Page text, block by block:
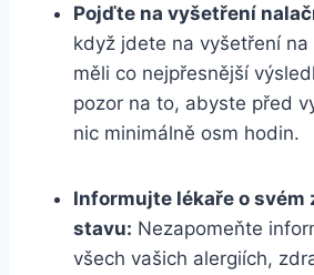
Pojďte na vyšetření
když jdete na vyšetření
měli ‍co nejpřesnější
pozor na to, abyste před
nic minimálně osm ​hodin.
Informujte lékaře o svém
stavu: Nezapomeňte
všech vašich‍ alergiích,